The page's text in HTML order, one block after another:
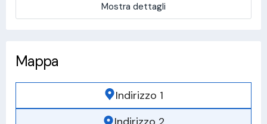
Mostra dettagli
Mappa
Indirizzo 1